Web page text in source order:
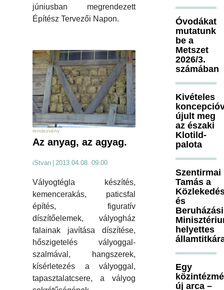
júniusban megrendezett
Építész Tervezői Napon.
rendezvény
Az anyag, az agyag.
iStvan | 2013.04.08. 09:00
Vályogtégla készítés,
kemencerakás, paticsfal
építés, figuratív
díszítőelemek, vályogház
falainak javítása díszítése,
hőszigetelés vályoggal-
szalmával, hangszerek,
kísérletezés a vályoggal,
tapasztalatcsere, a vályog
Óvodákat
mutatunk
be a
Metszet
2026/3.
számában
Kivételes
újult meg
az északi
Klotild-
palota
Szentirmai
Tamás a
és
Beruházási
helyettes
Egy
új arca –